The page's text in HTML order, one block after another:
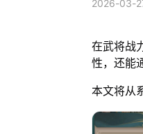
2026-03-
在武将战
性，还能
本文将从